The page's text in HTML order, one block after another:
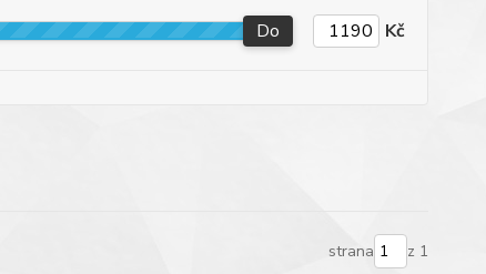
Do Kč
strana z 1